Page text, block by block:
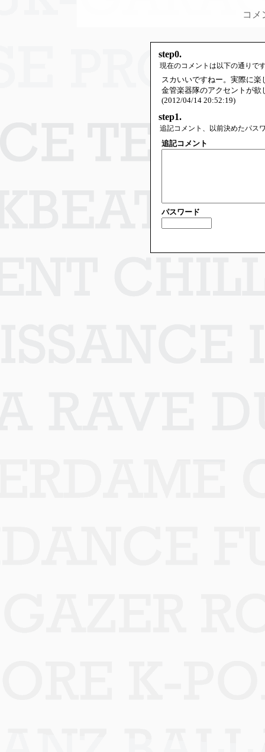
コメ
step0.
現在のコメントは以下の通りで
スカいいですねー。実際に
金管楽器隊のアクセントが欲
(2012/04/14 20:52:19)
step1.
追記コメント、以前決めたパス
追記コメント
パスワード